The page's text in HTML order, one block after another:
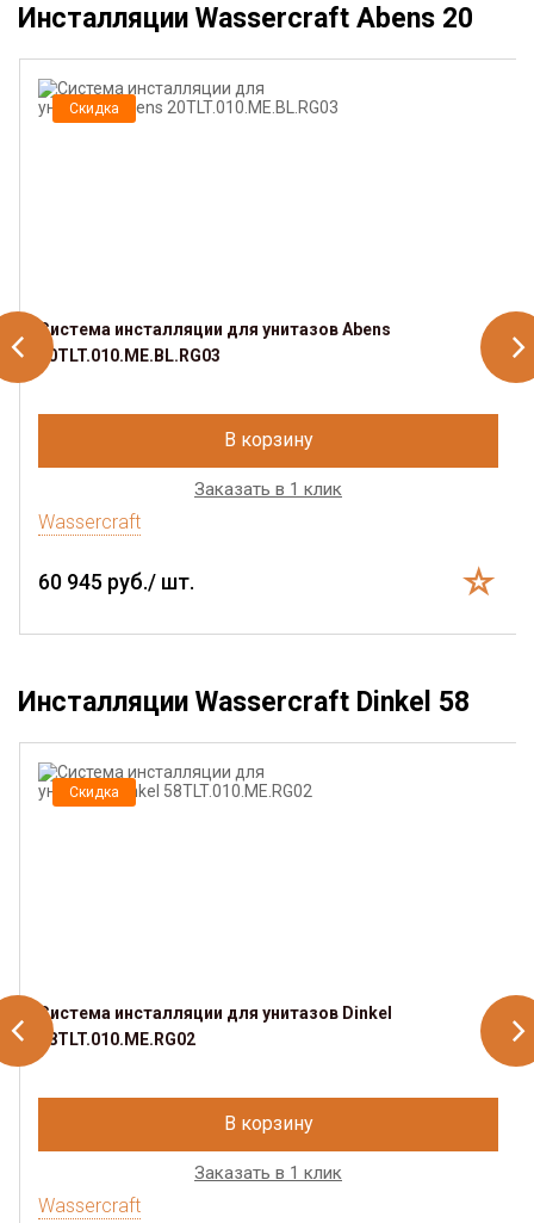
Инсталляции Wassercraft Abens 20
Скидка
Система инсталляции для унитазов Abens
20TLT.010.ME.BL.RG03
В корзину
Заказать в 1 клик
Wassercraft
60 945 руб./ шт.
Инсталляции Wassercraft Dinkel 58
Скидка
Система инсталляции для унитазов Dinkel
58TLT.010.ME.RG02
В корзину
Заказать в 1 клик
Wassercraft